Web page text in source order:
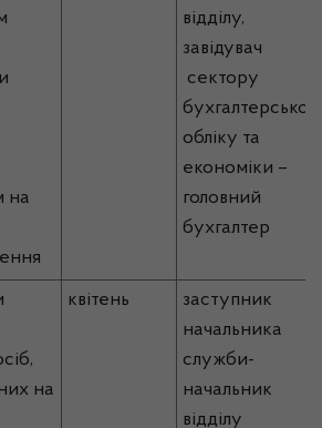
на
відділу,
завідувач
сектору
обліку та
економіки –
головний
бухгалтер
на
квітень
заступник
начальника
служби-
начальник
відділу